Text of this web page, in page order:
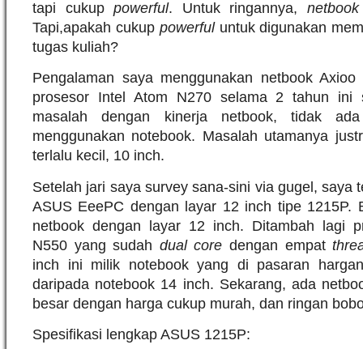
tapi cukup powerful. Untuk ringannya,
Tapi,apakah cukup powerful untuk digunakan
tugas kuliah?
Pengalaman saya menggunakan netbook
prosesor Intel Atom N270 selama 2 tahun ini
masalah dengan kinerja netbook, tidak
menggunakan notebook. Masalah utamanya
terlalu kecil, 10 inch.
Setelah jari saya survey sana-sini via gugel, saya
ASUS EeePC dengan layar 12 inch tipe 1215P.
netbook dengan layar 12 inch. Ditambah lagi
N550 yang sudah dual core dengan empat
inch ini milik notebook yang di pasaran
daripada notebook 14 inch. Sekarang, ada
besar dengan harga cukup murah, dan ringan
Spesifikasi lengkap ASUS 1215P: